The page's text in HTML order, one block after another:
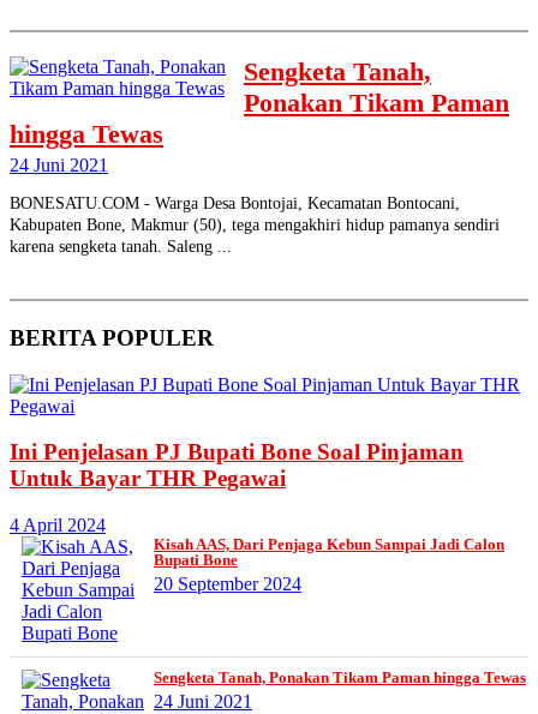
Sengketa Tanah,
Ponakan Tikam Paman
hingga Tewas
24 Juni 2021
BONESATU.COM - Warga Desa Bontojai, Kecamatan Bontocani,
Kabupaten Bone, Makmur (50), tega mengakhiri hidup pamanya sendiri
karena sengketa tanah. Saleng ...
BERITA POPULER
Ini Penjelasan PJ Bupati Bone Soal Pinjaman
Untuk Bayar THR Pegawai
4 April 2024
Kisah AAS, Dari Penjaga Kebun Sampai Jadi Calon
Bupati Bone
20 September 2024
Sengketa Tanah, Ponakan Tikam Paman hingga Tewas
24 Juni 2021